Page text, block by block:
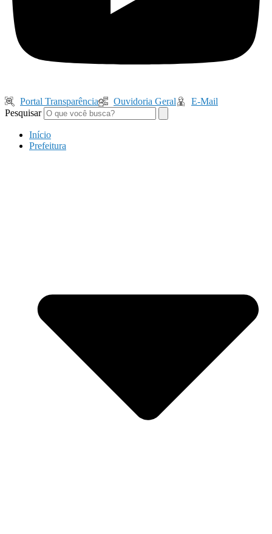
Portal Transparência Ouvidoria Geral
E-Mail
Pesquisar
Início
Prefeitura